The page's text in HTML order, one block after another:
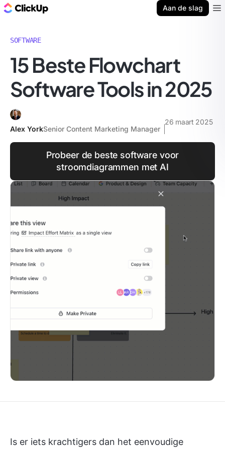
Aan de slag
SOFTWARE
15 Beste Flowchart
Software Tools in 2025
Alex YorkSenior Content Marketing Manager
26 maart 2025
Probeer de beste software voor
stroomdiagrammen met AI
Is er iets krachtigers dan het eenvoudige